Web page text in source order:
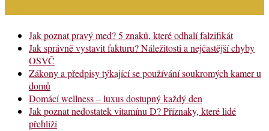
Jak poznat pravý med? 5 znaků, které odhalí falzifikát
Jak správně vystavit fakturu? Náležitosti a nejčastější chyby
OSVČ
Zákony a předpisy týkající se používání soukromých kamer u
domů
Domácí wellness – luxus dostupný každý den
Jak poznat nedostatek vitamínu D? Příznaky, které lidé
přehlíží